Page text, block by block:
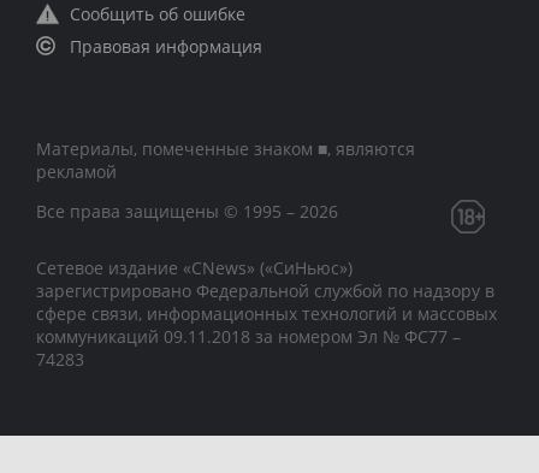
Сообщить об ошибке
Правовая информация
Материалы, помеченные знаком ■, являются
рекламой
Все права защищены © 1995 – 2026
Сетевое издание «CNews» («СиНьюс»)
зарегистрировано Федеральной службой по надзору в
сфере связи, информационных технологий и массовых
коммуникаций 09.11.2018 за номером Эл № ФС77 –
74283